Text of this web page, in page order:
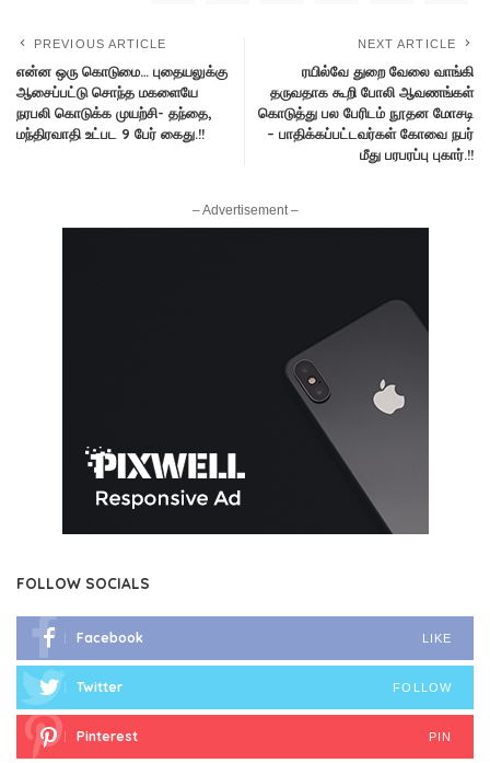
PREVIOUS ARTICLE
என்ன ஒரு கொடுமை… புதையலுக்கு
ஆசைப்பட்டு சொந்த மகளையே
நரபலி கொடுக்க முயற்சி- தந்தை,
மந்திரவாதி உட்பட 9 பேர் கைது.!!
NEXT ARTICLE
ரயில்வே துறை வேலை வாங்கி
தருவதாக கூறி போலி ஆவணங்கள்
கொடுத்து பல பேரிடம் நூதன மோசடி
– பாதிக்கப்பட்டவர்கள் கோவை நபர்
மீது பரபரப்பு புகார்.!!
– Advertisement –
FOLLOW SOCIALS
Facebook LIKE
Twitter FOLLOW
Pinterest PIN